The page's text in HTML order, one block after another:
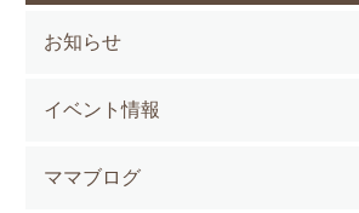
お知らせ
イベント情報
ママブログ